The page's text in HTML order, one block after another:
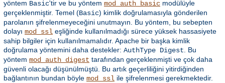
yöntem Basic'tir ve bu yöntem mod_auth_basic modülüyle
gerçeklenmiştir. Temel (Basic) kimlik doğrulamasıyla gönderilen
parolanın şifrelenmeyeceğini unutmayın. Bu yöntem, bu sebepten
dolayı mod_ssl eşliğinde kullanılmadığı sürece yüksek hassasiyete
sahip bilgiler için kullanılmamalıdır. Apache bir başka kimlik
doğrulama yöntemini daha destekler: AuthType Digest . Bu
yöntem mod_auth_digest tarafından gerçeklenmişti ve çok daha
güvenli olacağı düşünülmüştü. Bu artık geçerliliğini yitirdiğinden
bağlantının bundan böyle mod_ssl ile şifrelenmesi gerekmektedir.